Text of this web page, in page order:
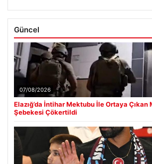
Güncel
07/08/2026
Elazığ’da İntihar Mektubu İle Ortaya
Şebekesi Çökertildi